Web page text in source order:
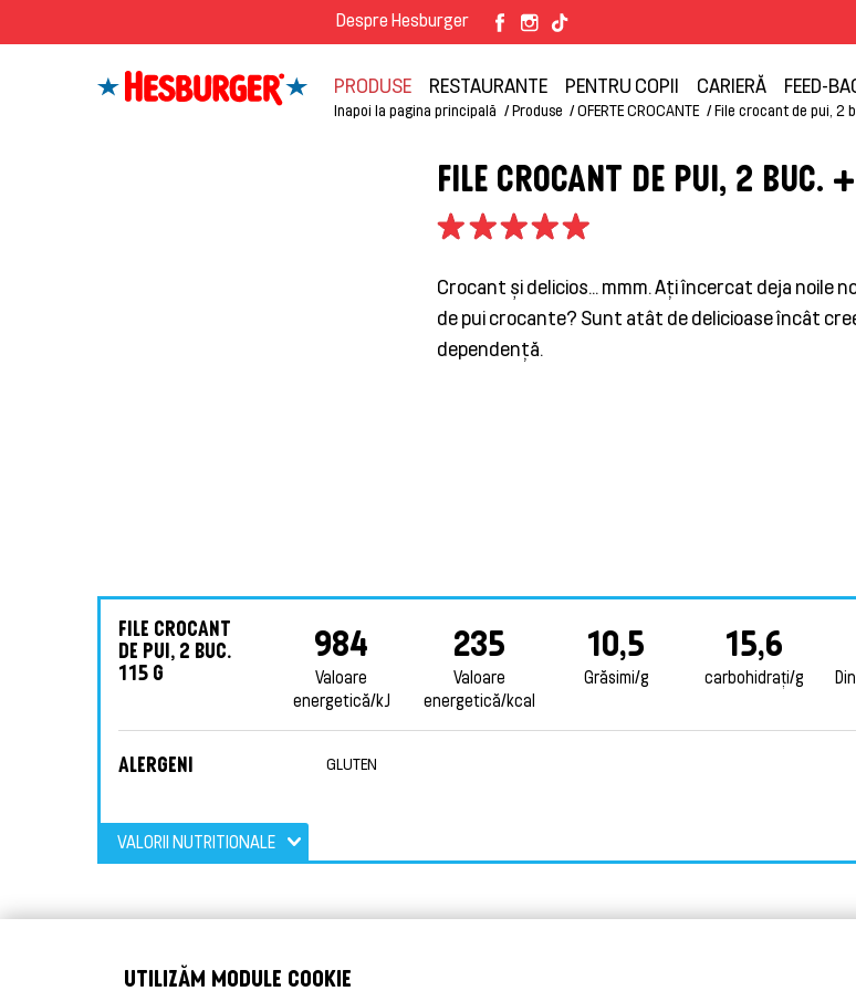
Despre Hesburger
PRODUSE RESTAURANTE PENTRU COPII CARIERĂ FEED-
Inapoi la pagina principală Produse OFERTE CROCANTE File crocant de pui, 2
FILE CROCANT DE PUI, 2 BUC.
Crocant și delicios... mmm. Ați încercat deja noile
de pui crocante? Sunt atât de delicioase încât
dependență.
FILE CROCANT
DE PUI, 2 BUC.
115 G
984
Valoare
energetică/kJ
235
Valoare
energetică/kcal
10,5
Grăsimi/g
15,6
carbohidrați/g
ALERGENI GLUTEN
VALORII NUTRITIONALE
UTILIZĂM MODULE COOKIE